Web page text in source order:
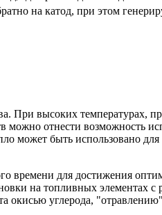
на катод, при этом
При высоких температурах,
можно отнести возможность
может быть использовано
времени для достижения
на топливных элементах
окисью углерода,